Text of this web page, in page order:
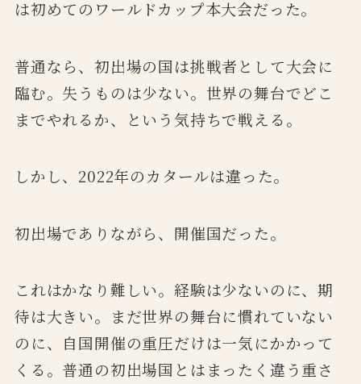
は初めてのワールドカップ本大会だった。
普通なら、初出場の国は挑戦者として大会に
臨む。失うものは少ない。世界の舞台でどこ
までやれるか、という気持ちで戦える。
しかし、2022年のカタールは違った。
初出場でありながら、開催国だった。
これはかなり難しい。経験は少ないのに、期
待は大きい。まだ世界の舞台に慣れていない
のに、自国開催の重圧だけは一気にかかって
くる。普通の初出場国とはまったく違う重さ